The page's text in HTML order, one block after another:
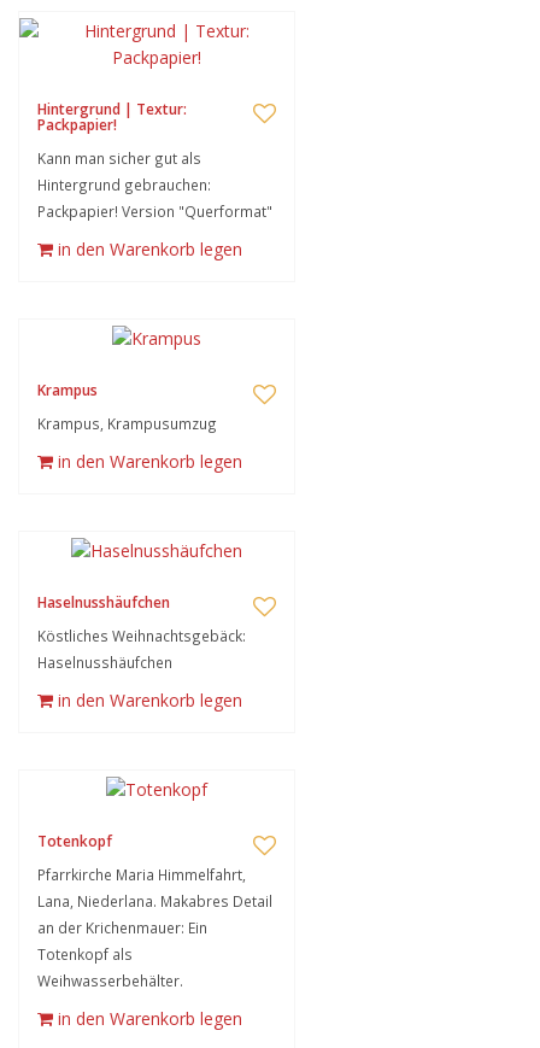
Hintergrund | Textur:
Packpapier!
Kann man sicher gut als
Hintergrund gebrauchen:
Packpapier! Version "Querformat"
in den Warenkorb legen
Krampus
Krampus, Krampusumzug
in den Warenkorb legen
Haselnusshäufchen
Köstliches Weihnachtsgebäck:
Haselnusshäufchen
in den Warenkorb legen
Totenkopf
Pfarrkirche Maria Himmelfahrt,
Lana, Niederlana. Makabres Detail
an der Krichenmauer: Ein
Totenkopf als
Weihwasserbehälter.
in den Warenkorb legen